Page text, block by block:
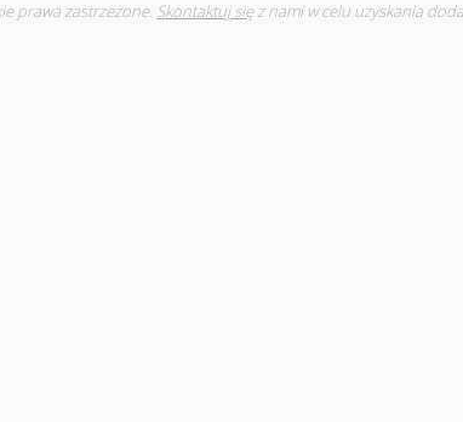
prawa zastrzeżone. Skontaktuj sięz nami w celu uzyskania